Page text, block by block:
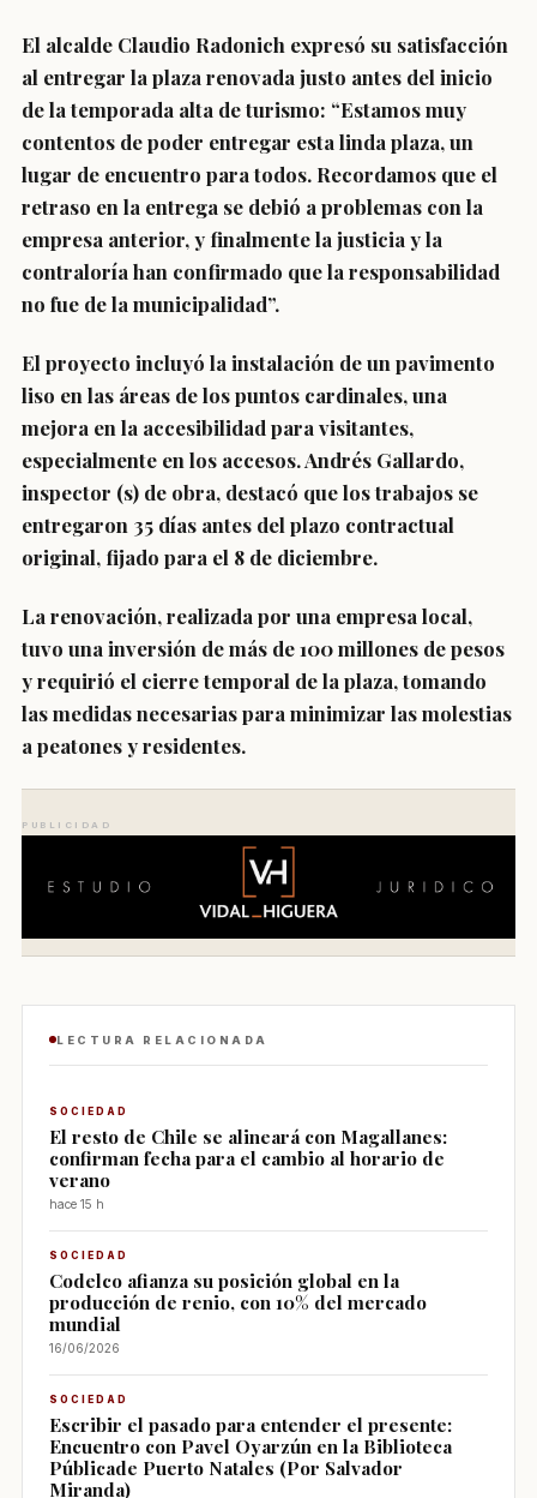
El alcalde Claudio Radonich expresó su satisfacción
al entregar la plaza renovada justo antes del inicio
de la temporada alta de turismo: “Estamos muy
contentos de poder entregar esta linda plaza, un
lugar de encuentro para todos. Recordamos que el
retraso en la entrega se debió a problemas con la
empresa anterior, y finalmente la justicia y la
contraloría han confirmado que la responsabilidad
no fue de la municipalidad”.
El proyecto incluyó la instalación de un pavimento
liso en las áreas de los puntos cardinales, una
mejora en la accesibilidad para visitantes,
especialmente en los accesos. Andrés Gallardo,
inspector (s) de obra, destacó que los trabajos se
entregaron 35 días antes del plazo contractual
original, fijado para el 8 de diciembre.
La renovación, realizada por una empresa local,
tuvo una inversión de más de 100 millones de pesos
y requirió el cierre temporal de la plaza, tomando
las medidas necesarias para minimizar las molestias
a peatones y residentes.
PUBLICIDAD
LECTURA RELACIONADA
SOCIEDAD
El resto de Chile se alineará con Magallanes:
confirman fecha para el cambio al horario de
verano
hace 15 h
SOCIEDAD
Codelco afianza su posición global en la
producción de renio, con 10% del mercado
mundial
16/06/2026
SOCIEDAD
Escribir el pasado para entender el presente:
Encuentro con Pavel Oyarzún en la Biblioteca
Públicade Puerto Natales (Por Salvador
Miranda)